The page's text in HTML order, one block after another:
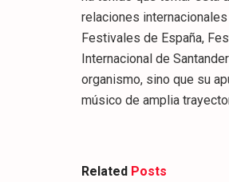
relaciones
Festivales de España,
Internacional de
organismo, sino que su
músico de amplia
Related Posts